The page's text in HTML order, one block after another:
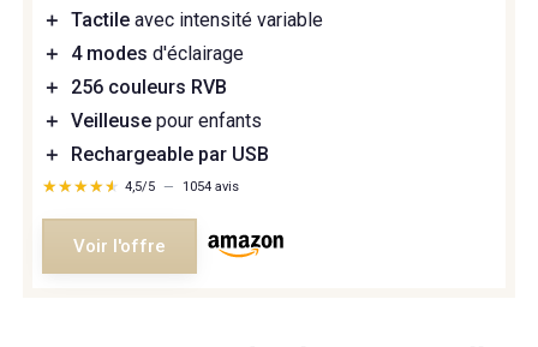
＋ Tactile avec intensité variable
＋
4 modes d'éclairage
＋
256 couleurs RVB
＋ Veilleuse pour enfants
＋
Rechargeable par USB
★★★★★
★★★★★ 4,5/5 — 1054 avis
Voir l'offre